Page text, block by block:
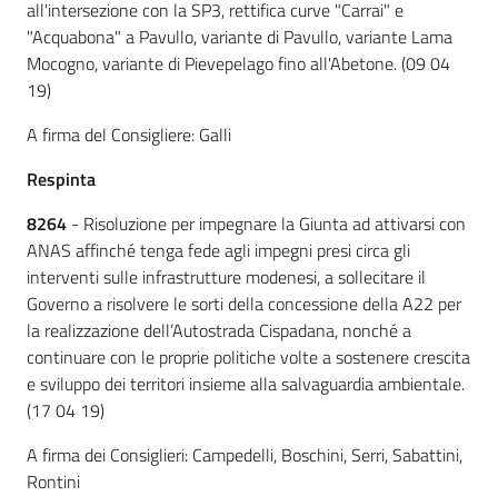
all'intersezione con la SP3, rettifica curve "Carrai" e
"Acquabona" a Pavullo, variante di Pavullo, variante Lama
Mocogno, variante di Pievepelago fino all'Abetone. (09 04
19)
A firma del Consigliere: Galli
Respinta
8264 - Risoluzione per impegnare la Giunta ad attivarsi con
ANAS affinché tenga fede agli impegni presi circa gli
interventi sulle infrastrutture modenesi, a sollecitare il
Governo a risolvere le sorti della concessione della A22 per
la realizzazione dell’Autostrada Cispadana, nonché a
continuare con le proprie politiche volte a sostenere crescita
e sviluppo dei territori insieme alla salvaguardia ambientale.
(17 04 19)
A firma dei Consiglieri: Campedelli, Boschini, Serri, Sabattini,
Rontini